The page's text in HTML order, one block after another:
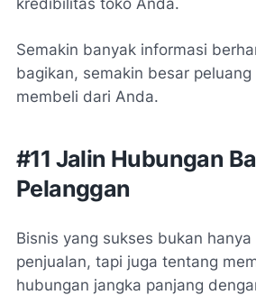
Semakin banyak informasi
bagikan, semakin besar
membeli dari Anda.
#11 Jalin Hubungan
Pelanggan
Bisnis yang sukses bukan
penjualan, tapi juga tentang
hubungan jangka panjang